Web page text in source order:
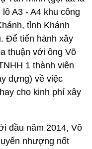
A3 - A4 khu công
tỉnh Khánh
Để tiến hành xây
thuận với ông Võ
1 thành viên
dựng) về việc
cho kinh phí xây
đầu năm 2014, Võ
nhượng nốt